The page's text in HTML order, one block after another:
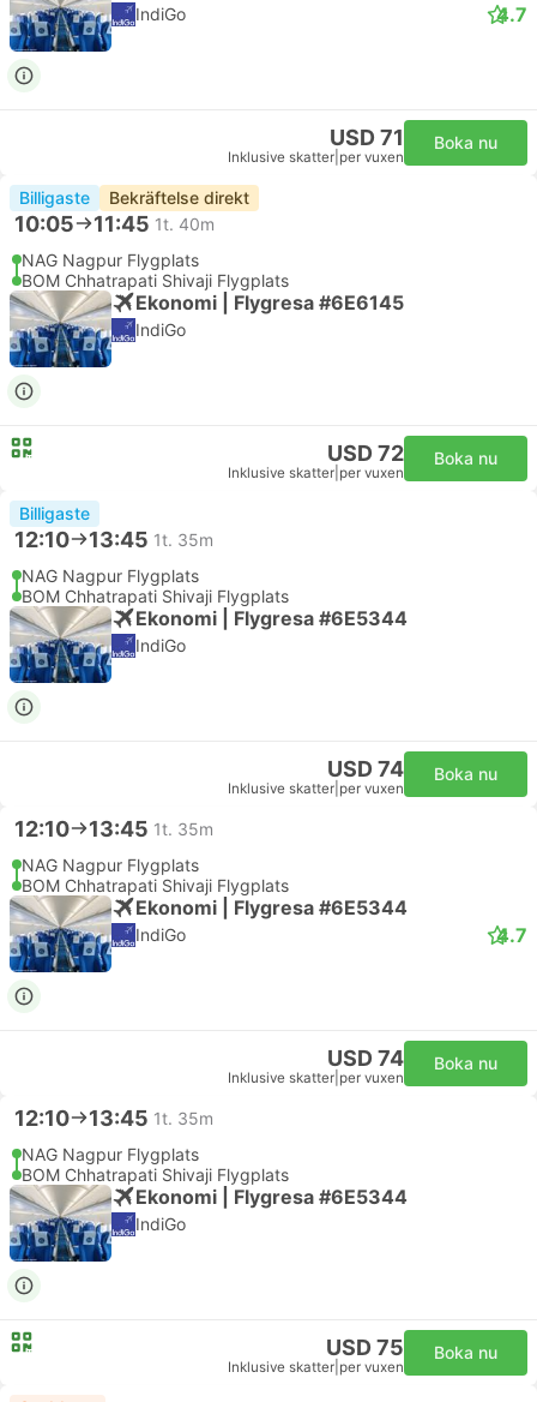
IndiGo 4.7
USD 71
Inklusive skatter per vuxen
Boka nu
Billigaste Bekräftelse direkt
10:05 11:45 1t. 40m
NAG Nagpur Flygplats
BOM Chhatrapati Shivaji Flygplats
Ekonomi | Flygresa #6E6145
IndiGo
USD 72
Inklusive skatter per vuxen
Boka nu
Billigaste
12:10 13:45 1t. 35m
NAG Nagpur Flygplats
BOM Chhatrapati Shivaji Flygplats
Ekonomi | Flygresa #6E5344
IndiGo
USD 74
Inklusive skatter per vuxen
Boka nu
12:10 13:45 1t. 35m
NAG Nagpur Flygplats
BOM Chhatrapati Shivaji Flygplats
Ekonomi | Flygresa #6E5344
IndiGo 4.7
USD 74
Inklusive skatter per vuxen
Boka nu
12:10 13:45 1t. 35m
NAG Nagpur Flygplats
BOM Chhatrapati Shivaji Flygplats
Ekonomi | Flygresa #6E5344
IndiGo
USD 75
Inklusive skatter per vuxen
Boka nu